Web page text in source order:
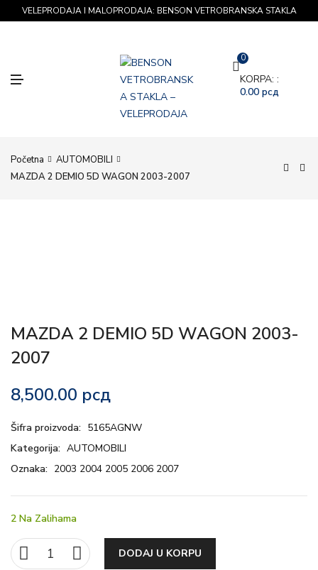
VELEPRODAJA I MALOPRODAJA: BENSON VETROBRANSKA STAKLA
0
KORPA: :
0.00 рсд
Početna
AUTOMOBILI
MAZDA 2 DEMIO 5D WAGON 2003-2007
MAZDA 2 DEMIO 5D WAGON 2003-
2007
8,500.00 рсд
Šifra proizvoda: 5165AGNW
Kategorija: AUTOMOBILI
Oznaka: 2003 2004 2005 2006 2007
2 Na Zalihama
DODAJ U KORPU